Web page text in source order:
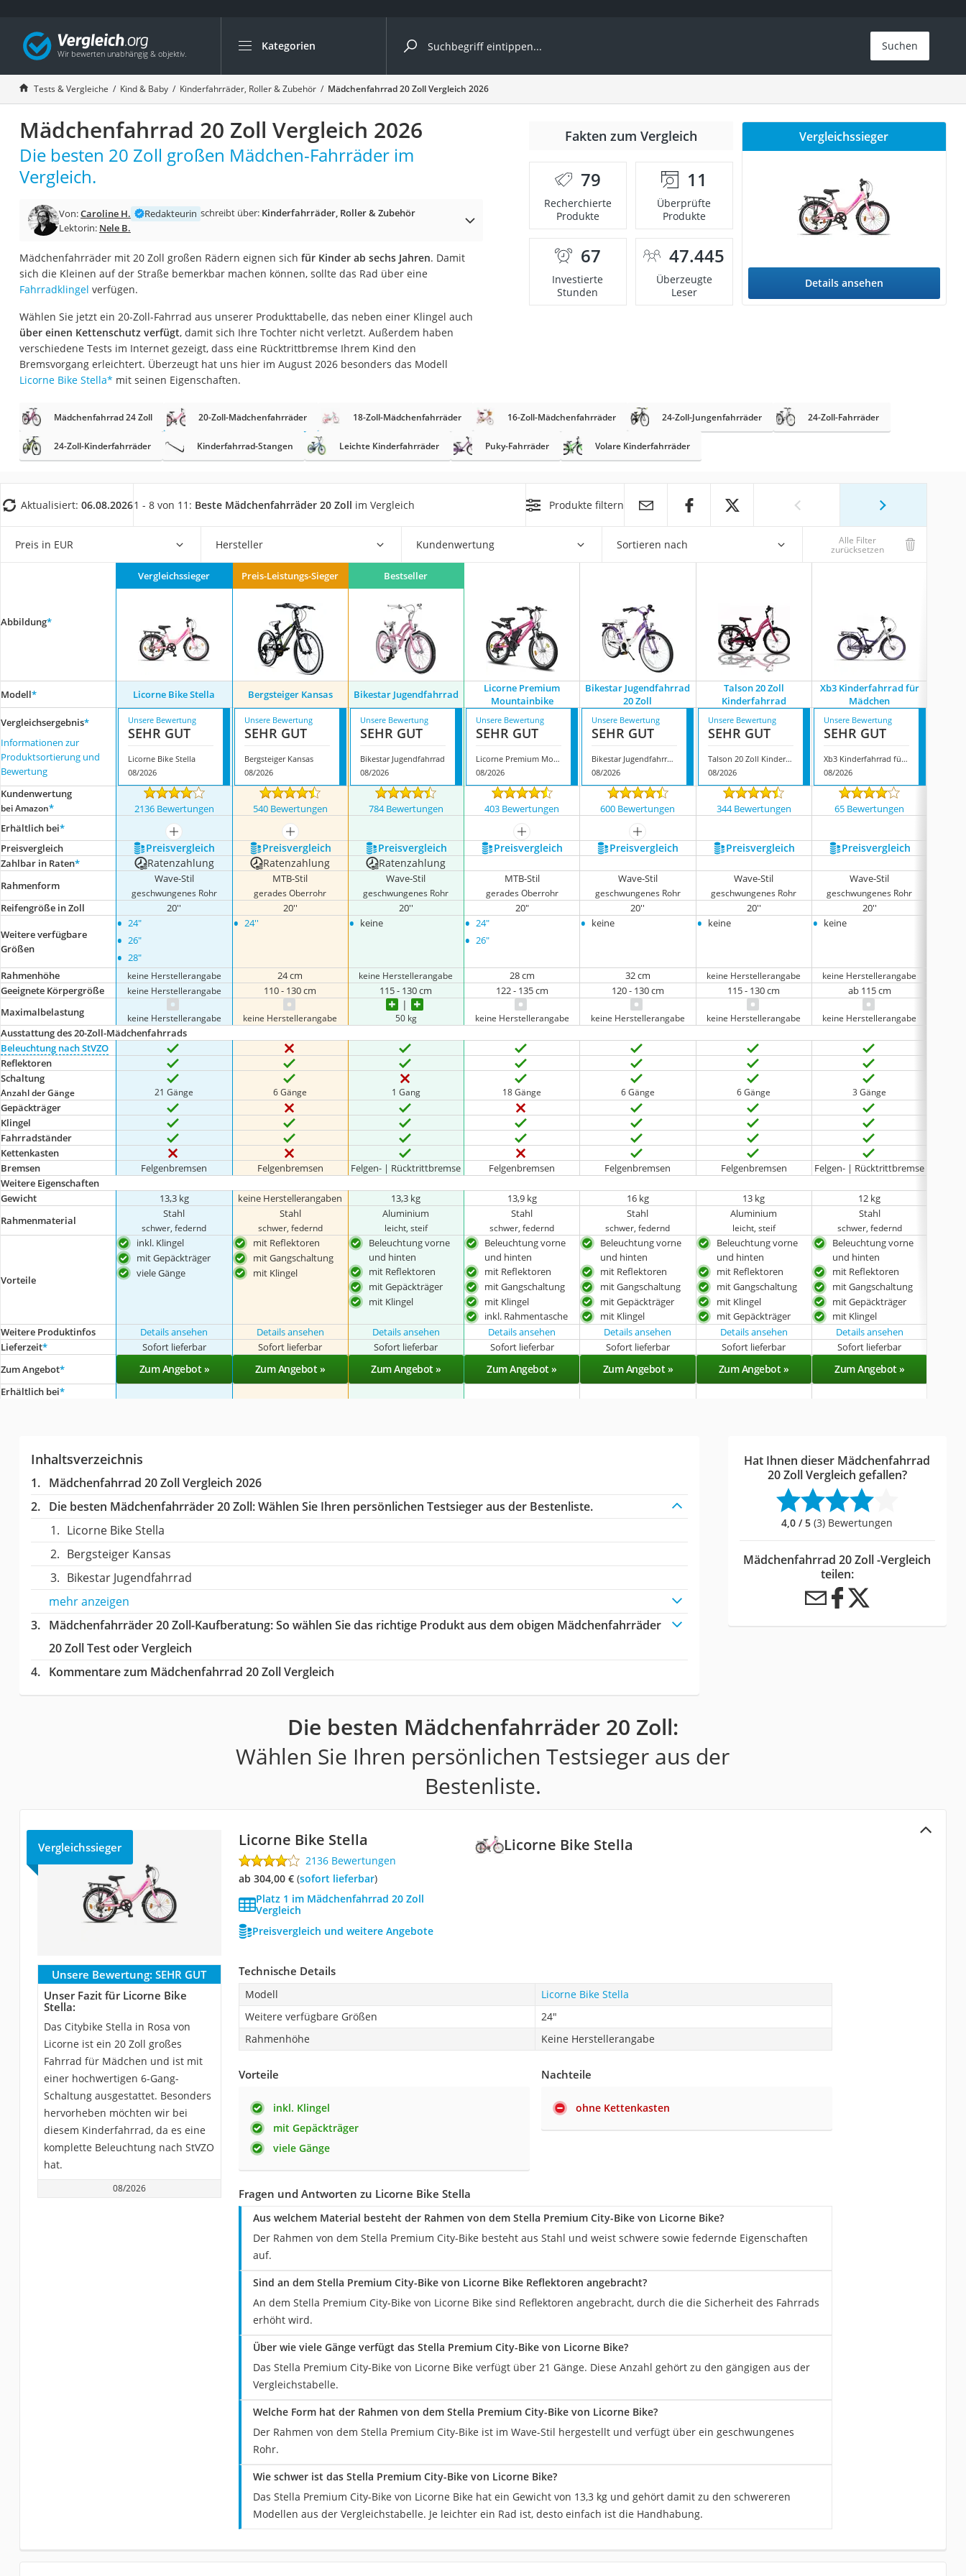
Kategorien
Die beliebtesten Vergleiche nach Kategorie
Kind & Baby
Babyphone mit 2 Kameras
Walkie-Talkie Kinder
Kindermatratzen
Tischkicker
Kinderschubkarre
Kinderuhr
Babyphone
Treppenschutzgitter
Kindersitz ab 4 Jahren
Ferngesteuertes Auto
Kindersitz 15–36 kg
Ferngesteuerter Hubschrauber
Service
Suchen
Tests & Vergleiche Kind & Baby Kinderfahrräder, Roller & Zubehör Mädchenfahrrad 20 Zoll Vergleich 2026
Mädchenfahrrad 20 Zoll Vergleich 2026
Die besten 20 Zoll großen Mädchen-Fahrräder im
Vergleich.
Von:Caroline H. Redakteurin schreibt über: Kinderfahrräder, Roller & Zubehör
Lektorin: Nele B.
Mädchenfahrräder mit 20 Zoll großen Rädern eignen sich für Kinder ab sechs Jahren. Damit
sich die Kleinen auf der Straße bemerkbar machen können, sollte das Rad über eine
Fahrradklingel verfügen.
Wählen Sie jetzt ein 20-Zoll-Fahrrad aus unserer Produkttabelle, das neben einer Klingel auch
über einen Kettenschutz verfügt, damit sich Ihre Tochter nicht verletzt. Außerdem haben
verschiedene Tests im Internet gezeigt, dass eine Rücktrittbremse Ihrem Kind den
Bremsvorgang erleichtert. Überzeugt hat uns hier im August 2026 besonders das Modell
Licorne Bike Stella* mit seinen Eigenschaften.
Fakten zum Vergleich
79
Recherchierte
Produkte
11
Überprüfte
Produkte
67
Investierte
Stunden
47.445
Überzeugte
Leser
Vergleichssieger
Details ansehen
Mädchenfahrrad 24 Zoll 20-Zoll-Mädchenfahrräder 18-Zoll-Mädchenfahrräder 16-Zoll-Mädchenfahrräder 24-Zoll-Jungenfahrräder 24-Zoll-Fahrräder
24-Zoll-Kinderfahrräder Kinderfahrrad-Stangen Leichte Kinderfahrräder Puky-Fahrräder Volare Kinderfahrräder
Aktualisiert: 06.08.20261 - 8 von 11: Beste Mädchenfahrräder 20 Zoll im Vergleich Produkte filtern
Preis in EUR Hersteller Kundenwertung Sortieren nach Alle Filter
zurücksetzen
Abbildung*
Vergleichssieger Preis-Leistungs-Sieger Bestseller
Modell* Licorne Bike Stella Bergsteiger Kansas Bikestar Jugendfahrrad
Licorne Premium
Mountainbike
Bikestar Jugendfahrrad
20 Zoll
Talson 20 Zoll
Kinderfahrrad
Xb3 Kinderfahrrad für
Mädchen
Vergleichsergebnis*
Informationen zur
Produktsortierung und
Bewertung
Unsere Bewertung
SEHR GUT
Licorne Bike Stella
08/2026
Unsere Bewertung
SEHR GUT
Bergsteiger Kansas
08/2026
Unsere Bewertung
SEHR GUT
Bikestar Jugendfahrrad
08/2026
Unsere Bewertung
SEHR GUT
Licorne Premium Mountainbike
08/2026
Unsere Bewertung
SEHR GUT
Bikestar Jugendfahrrad 20 Zoll
08/2026
Unsere Bewertung
SEHR GUT
Talson 20 Zoll Kinderfahrrad
08/2026
Unsere Bewertung
SEHR GUT
Xb3 Kinderfahrrad für Mädchen
08/2026
Kundenwertung
bei Amazon* 2136 Bewertungen 540 Bewertungen 784 Bewertungen 403 Bewertungen 600 Bewertungen 344 Bewertungen 65 Bewertungen
Erhältlich bei*
mehr anzeigen mehr anzeigen mehr anzeigen
mehr anzeigen
Preis­vergleich
Preis­vergleich Preis­vergleich Preis­vergleich Preis­vergleich Preis­vergleich Preis­vergleich Preis­vergleich
Zahlbar in Raten* Ratenzahlung Ratenzahlung Ratenzahlung
Rahmenform
Wave-Stil
geschwungenes Rohr
MTB-Stil
gerades Oberrohr
Wave-Stil
geschwungenes Rohr
MTB-Stil
gerades Oberrohr
Wave-Stil
geschwungenes Rohr
Wave-Stil
geschwungenes Rohr
Wave-Stil
geschwungenes Rohr
Reifengröße in Zoll 20'' 20'' 20'' 20" 20'' 20'' 20''
Weitere verfügbare
Größen
• 24"
• 26"
• 28"
• 24'' • keine • 24"
• 26"
• keine • keine • keine
Rahmenhöhe keine Herstellerangabe 24 cm keine Herstellerangabe 28 cm 32 cm keine Herstellerangabe keine Herstellerangabe
Geeignete Körpergröße keine Herstellerangabe 110 - 130 cm 115 - 130 cm 122 - 135 cm 120 - 130 cm 115 - 130 cm ab 115 cm
Maximalbelastung
keine Herstellerangabe keine Herstellerangabe 50 kg keine Herstellerangabe keine Herstellerangabe keine Herstellerangabe keine Herstellerangabe
Ausstattung des 20-Zoll-Mädchenfahrrads
Beleuchtung nach StVZO
Reflektoren
Schaltung
Anzahl der Gänge 21 Gänge 6 Gänge 1 Gang 18 Gänge 6 Gänge 6 Gänge 3 Gänge
Gepäckträger
Klingel
Fahrradständer
Kettenkasten
Bremsen
Felgenbremsen Felgenbremsen Felgen- | Rücktrittbremse Felgenbremsen Felgenbremsen Felgenbremsen Felgen- | Rücktrittbremse
Weitere Eigenschaften
Gewicht
13,3 kg keine Herstellerangaben 13,3 kg 13,9 kg 16 kg 13 kg
12 kg
Rahmenmaterial
Stahl
schwer, federnd
Stahl
schwer, federnd
Aluminium
leicht, steif
Stahl
schwer, federnd
Stahl
schwer, federnd
Aluminium
leicht, steif
Stahl
schwer, federnd
Vorteile
inkl. Klingel
mit Gepäckträger
viele Gänge
mit Reflektoren
mit Gangschaltung
mit Klingel
Beleuchtung vorne
und hinten
mit Reflektoren
mit Gepäckträger
mit Klingel
Beleuchtung vorne
und hinten
mit Reflektoren
mit Gangschaltung
mit Klingel
inkl. Rahmentasche
Beleuchtung vorne
und hinten
mit Reflektoren
mit Gangschaltung
mit Gepäckträger
mit Klingel
Beleuchtung vorne
und hinten
mit Reflektoren
mit Gangschaltung
mit Klingel
mit Gepäckträger
Beleuchtung vorne
und hinten
mit Reflektoren
mit Gangschaltung
mit Gepäckträger
mit Klingel
Weitere Produktinfos Details ansehen Details ansehen Details ansehen Details ansehen Details ansehen Details ansehen Details ansehen
Lieferzeit* Sofort lieferbar Sofort lieferbar Sofort lieferbar Sofort lieferbar Sofort lieferbar Sofort lieferbar Sofort lieferbar
Zum Angebot* Zum Angebot » Zum Angebot » Zum Angebot » Zum Angebot » Zum Angebot » Zum Angebot » Zum Angebot »
Erhältlich bei*
Inhaltsverzeichnis
Mädchenfahrrad 20 Zoll Vergleich 2026
Die besten Mädchenfahrräder 20 Zoll:Wählen Sie Ihren persönlichen Testsieger aus der Bestenliste.
Licorne Bike Stella
Bergsteiger Kansas
Bikestar Jugendfahrrad
mehr anzeigen
Mädchenfahrräder 20 Zoll-Kaufberatung: So wählen Sie das richtige Produkt aus dem obigen Mädchenfahrräder
20 Zoll Test oder Vergleich
Kommentare zum Mädchenfahrrad 20 Zoll Vergleich
Hat Ihnen dieser Mädchenfahrrad
20 Zoll Vergleich gefallen?
4,0 / 5 (3) Bewertungen
Mädchenfahrrad 20 Zoll -Vergleich
teilen:
Die besten Mädchenfahrräder 20 Zoll:
Wählen Sie Ihren persönlichen Testsieger aus der
Bestenliste.
Licorne Bike Stella
Vergleichssieger Licorne Bike Stella
2136 Bewertungen
ab 304,00 €( Sofort lieferbar)
Platz 1 im Mädchenfahrrad 20 Zoll
Vergleich
Preisvergleich und weitere Angebote
Unsere Bewertung: SEHR GUT
Unser Fazit für Licorne Bike
Stella:
Das Citybike Stella in Rosa von
Licorne ist ein 20 Zoll großes
Fahrrad für Mädchen und ist mit
einer hochwertigen 6-Gang-
Schaltung ausgestattet. Besonders
hervorheben möchten wir bei
diesem Kinderfahrrad, da es eine
komplette Beleuchtung nach StVZO
hat.
08/2026
Technische Details
Modell
Licorne Bike Stella
Weitere verfügbare Größen
24"
Rahmenhöhe
Keine Herstellerangabe
Vorteile
inkl. Klingel
mit Gepäckträger
viele Gänge
Nachteile
ohne Kettenkasten
Fragen und Antworten zu Licorne Bike Stella
Aus welchem Material besteht der Rahmen von dem Stella Premium City-Bike von Licorne Bike?
Der Rahmen von dem Stella Premium City-Bike besteht aus Stahl und weist schwere sowie federnde Eigenschaften
auf.
Sind an dem Stella Premium City-Bike von Licorne Bike Reflektoren angebracht?
An dem Stella Premium City-Bike von Licorne Bike sind Reflektoren angebracht, durch die die Sicherheit des Fahrrads
erhöht wird.
Über wie viele Gänge verfügt das Stella Premium City-Bike von Licorne Bike?
Das Stella Premium City-Bike von Licorne Bike verfügt über 21 Gänge. Diese Anzahl gehört zu den gängigen aus der
Vergleichstabelle.
Welche Form hat der Rahmen von dem Stella Premium City-Bike von Licorne Bike?
Der Rahmen von dem Stella Premium City-Bike ist im Wave-Stil hergestellt und verfügt über ein geschwungenes
Rohr.
Wie schwer ist das Stella Premium City-Bike von Licorne Bike?
Das Stella Premium City-Bike von Licorne Bike hat ein Gewicht von 13,3 kg und gehört damit zu den schwereren
Modellen aus der Vergleichstabelle. Je leichter ein Rad ist, desto einfach ist die Handhabung.